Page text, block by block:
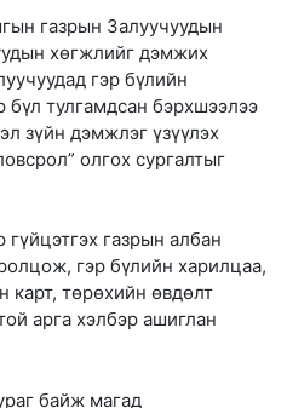
газрын Залуучуудын
хөгжлийг дэмжих
гэр бүлийн
бүл тулгамдсан бэрхшээлээ
зүйн дэмжлэг үзүүлэх
олгох сургалтыг
газрын албан
гэр бүлийн харилцаа,
карт, төрөхийн өвдөлт
арга хэлбэр ашиглан